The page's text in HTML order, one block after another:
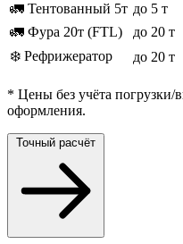
🚛 Тентованный 5т до 5 т
🚛 Фура 20т (FTL)
до 20 т
❄️ Рефрижератор
до 20 т
* Цены без учёта погрузки/
оформления.
Точный расчёт